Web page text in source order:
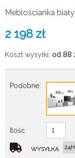
Meblościanka
2 198 zł
Koszt wysyłki: od 88
Podobne:
Ilość
WYSYŁKA